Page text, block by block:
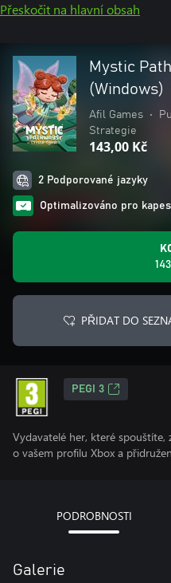
Přeskočit na hlavní obsah
Mystic
(Windows)
Afil Games •
Strategie
143,00 Kč
2 Podporované jazyky
Optimalizováno pro
PŘIDAT DO
PEGI 3
Vydavatelé her, které
o vašem profilu Xbox a
PODROBNOSTI
Galerie